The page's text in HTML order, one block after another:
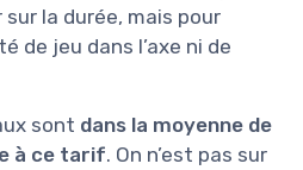
la durée, mais pour
de jeu dans l’axe ni de
sont dans la moyenne de
à ce tarif. On n’est pas sur